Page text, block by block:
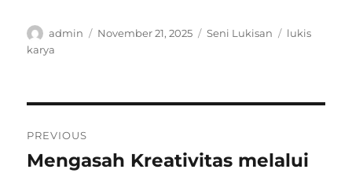
Author
admin
Posted
November 21, 2025 Categories
Seni Lukisan Tags
lukis
karya
navigation
PREVIOUS
Previous
Mengasah Kreativitas melalui